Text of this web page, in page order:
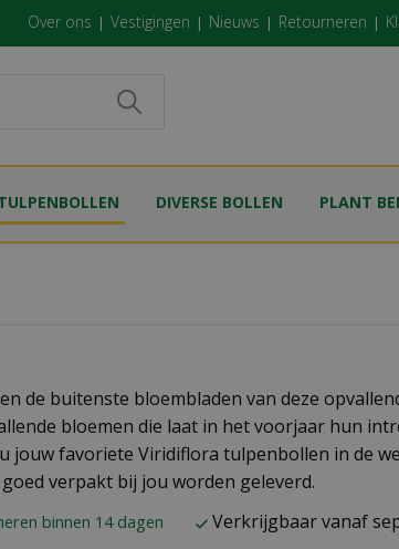
Over ons Vestigingen Nieuws Retourneren
DIVERSE BOLLEN PLANT
de buitenste bloembladen van deze
bloemen die laat in het voorjaar hun
jouw favoriete Viridiflora tulpenbollen in de
verpakt bij jou worden geleverd.
binnen 14 dagen Verkrijgbaar vanaf